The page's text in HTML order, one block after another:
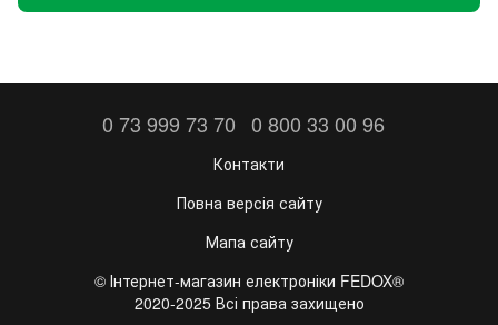
0 73 999 73 70 0 800 33 00 96
Контакти
Повна версія сайту
Мапа сайту
©️ Інтернет-магазин електроніки FEDOX®
2020-2025 Всі права захищено